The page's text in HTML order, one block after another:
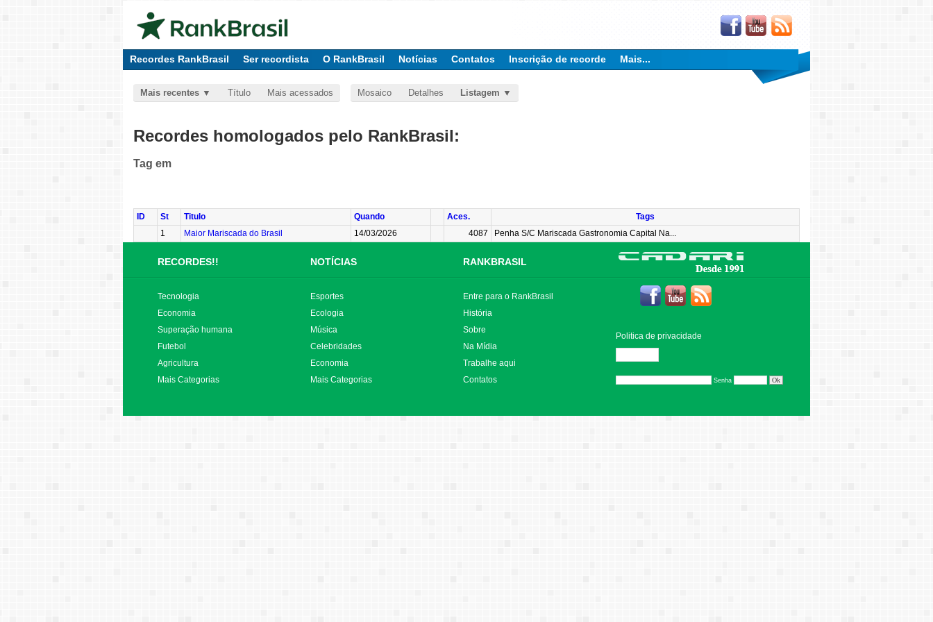
Recordes RankBrasil Ser recordista O RankBrasil Notícias Contatos Inscrição de recorde Mais...
Mais recentes Título Mais acessados Mosaico Detalhes Listagem
Recordes homologados pelo RankBrasil:
Tag em
ID St Titulo Quando Aces.
Tags
1
Maior Mariscada do Brasil 14/03/2026 4087 Penha S/C Mariscada Gastronomia Capital Na...
RECORDES!! NOTÍCIAS RANKBRASIL
Tecnologia
Economia
Superação humana
Futebol
Agricultura
Mais Categorias
Esportes
Ecologia
Música
Celebridades
Economia
Mais Categorias
Entre para o RankBrasil
História
Sobre
Na Mídia
Trabalhe aqui
Contatos
Politica de privacidade
Senha